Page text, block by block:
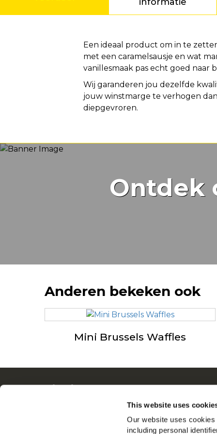
This website uses
Our website uses
including personal
VoordeelEen ideaal product om in te
met een caramelsausje en wat
vanillesmaak pas echt goed naar
Wij garanderen jou dezelfde
jouw winstmarge te verhogen
diepgevroren.
Ontdek
Anderen bekeken ook
Mini Brussels Waffles
Navigatie